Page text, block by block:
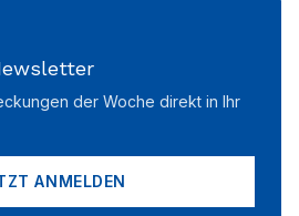
der Woche direkt in Ihr
ANMELDEN